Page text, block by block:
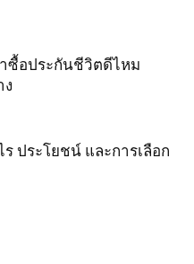
ซื้อประกันชีวิตดีไหม
ง
ประโยชน์ และการเลือก